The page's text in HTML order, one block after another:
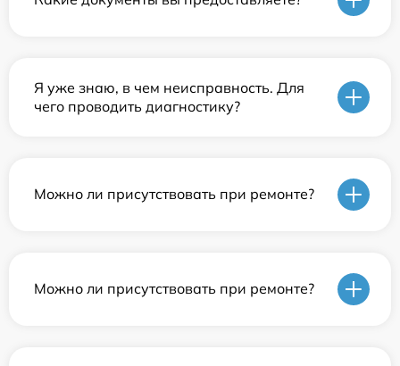
Я уже знаю, в чем неисправность. Для
чего проводить диагностику?
Можно ли присутствовать при ремонте?
Можно ли присутствовать при ремонте?